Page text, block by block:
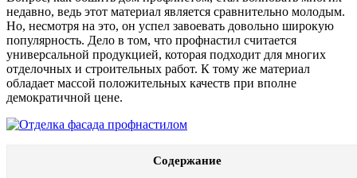
недавно, ведь этот материал является сравнительно молодым.
Но, несмотря на это, он успел завоевать довольно широкую
популярность. Дело в том, что профнастил считается
универсальной продукцией, которая подходит для многих
отделочных и строительных работ. К тому же материал
обладает массой положительных качеств при вполне
демократичной цене.
Содержание